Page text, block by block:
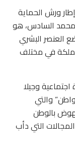
ورش الحماية
محمد السادس، هو
العنصر البشري
في مختلف
وجيلا
والتي
بالوطن
التي دأب